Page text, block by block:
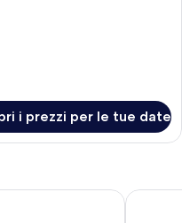
i prezzi per le tue date
Airport West by IHG